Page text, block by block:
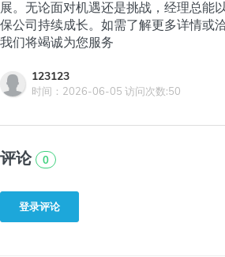
展。无论面对机遇还是挑战，经理总能
保公司持续成长。如需了解更多详情或
我们将竭诚为您服务
123123
时间：2026-06-05 访问次数:50
评论 0
登录评论